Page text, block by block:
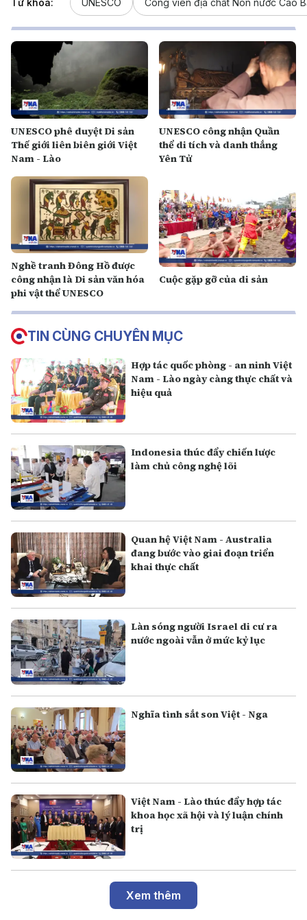
Từ khóa: UNESCO Công viên địa chất Non nước Cao
UNESCO phê duyệt Di sản
Thế giới liên biên giới Việt
Nam - Lào
UNESCO công nhận Quần
thể di tích và danh thắng
Yên Tử
Nghề tranh Đông Hồ được
công nhận là Di sản văn hóa
phi vật thể UNESCO
Cuộc gặp gỡ của di sản
TIN CÙNG CHUYÊN MỤC
Hợp tác quốc phòng - an ninh Việt
Nam - Lào ngày càng thực chất và
hiệu quả
Indonesia thúc đẩy chiến lược
làm chủ công nghệ lõi
Quan hệ Việt Nam - Australia
đang bước vào giai đoạn triển
khai thực chất
Làn sóng người Israel di cư ra
nước ngoài vẫn ở mức kỷ lục
Nghĩa tình sắt son Việt - Nga
Việt Nam - Lào thúc đẩy hợp tác
khoa học xã hội và lý luận chính
trị
Xem thêm